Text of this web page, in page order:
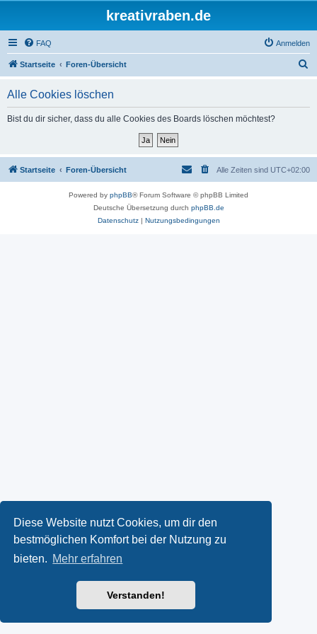
Diese Website nutzt Cookies, um dir den
bestmöglichen Komfort bei der Nutzung zu
bieten. Mehr erfahren
Verstanden!
kreativraben.de
FAQ Anmelden
Startseite Foren-Übersicht
Alle Cookies löschen
Bist du dir sicher, dass du alle Cookies des Boards löschen möchtest?
Startseite Foren-Übersicht Alle Zeiten sind UTC+02:00
Powered by phpBB® Forum Software © phpBB Limited
Deutsche Übersetzung durch phpBB.de
Datenschutz| Nutzungsbedingungen